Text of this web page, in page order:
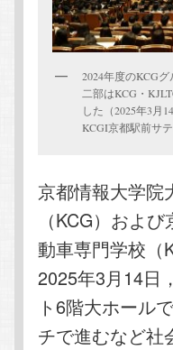
動
2024年度のKCG
二部はKCG・
した（2025年3月
KCGI京都駅前サ
京都情報大学院
（KCG）およ
動車専門学校（
2025年3月14日
ト6階大ホール
チで進むなど社